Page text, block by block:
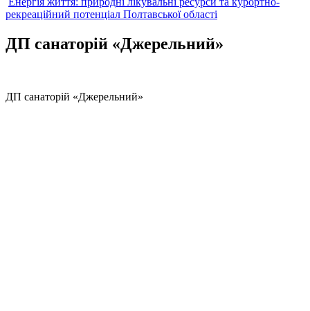
рекреаційний потенціал Полтавської області
ДП санаторій «Джерельний»
ДП санаторій «Джерельний»